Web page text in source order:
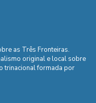
as Três Fronteiras.
original e local sobre
trinacional formada por